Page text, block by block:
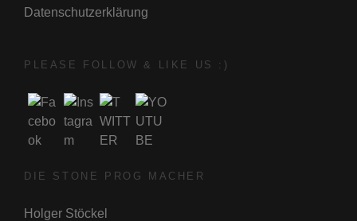
Datenschutzerklärung
PLEASE FOLLOW & LIKE US :)
DIE STONE PROG MACHER
Holger Stöckel